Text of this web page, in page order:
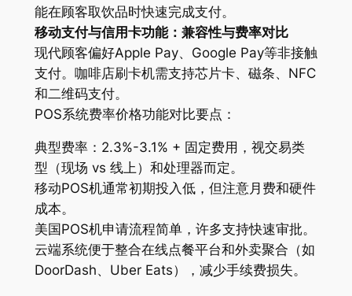
能在顾客取饮品时快速完成支付。
移动支付与信用卡功能：兼容性与费率对比
现代顾客偏好Apple Pay、Google Pay等非接触
支付。咖啡店刷卡机需支持芯片卡、磁条、NFC
和二维码支付。
POS系统费率价格功能对比要点：
典型费率：2.3%-3.1% + 固定费用，视交易类
型（现场 vs 线上）和处理器而定。
移动POS机通常初期投入低，但注意月费和硬件
成本。
美国POS机申请流程简单，许多支持快速审批。
云端系统便于整合在线点餐平台和外卖聚合（如
DoorDash、Uber Eats），减少手续费损失。